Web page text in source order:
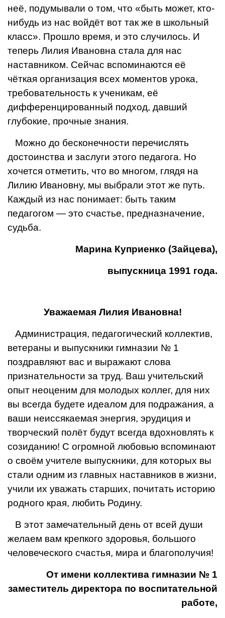
неё, подумывали о том, что «быть мо­жет, кто-
нибудь из нас войдёт вот так же в школьный
класс». Прошло время, и это случилось. И
теперь Лилия Ивановна стала для нас
наставником. Сейчас вспоминаются её
чёткая органи­зация всех моментов урока,
требовательность к ученикам, её
дифференцированный подход, давший
глубокие, прочные знания.
Можно до бесконечности перечислять
достоинства и заслу­ги этого педагога. Но
хочется отметить, что во многом, глядя на
Лилию Ивановну, мы выбрали этот же путь.
Каждый из нас понимает: быть таким
педагогом — это счастье, предназначе­ние,
судьба.
Марина Куприенко (Зайцева),
выпускница 1991 года.
Уважаемая Лилия Ивановна!
Администрация, педагогиче­ский коллектив,
ветераны и вы­пускники гимназии № 1
поздравляют вас и выражают слова
признательности за труд. Ваш учи­тельский
опыт неоценим для молодых коллег, для них
вы всег­да будете идеалом для подража­ния, а
ваши неиссякаемая энер­гия, эрудиция и
творческий по­лёт будут всегда вдохновлять к
созиданию! С огромной любо­вью вспоминают
о своём учите­ле выпускники, для которых вы
стали одним из главных настав­ников в жизни,
учили их уважать старших, почитать историю
род­ного края, любить Родину.
В этот замечательный день от всей души
желаем вам крепкого здоровья, большого
человеческо­го счастья, мира и благополучия!
От имени коллектива гимназии № 1
заместитель директора по воспитательной
работе,